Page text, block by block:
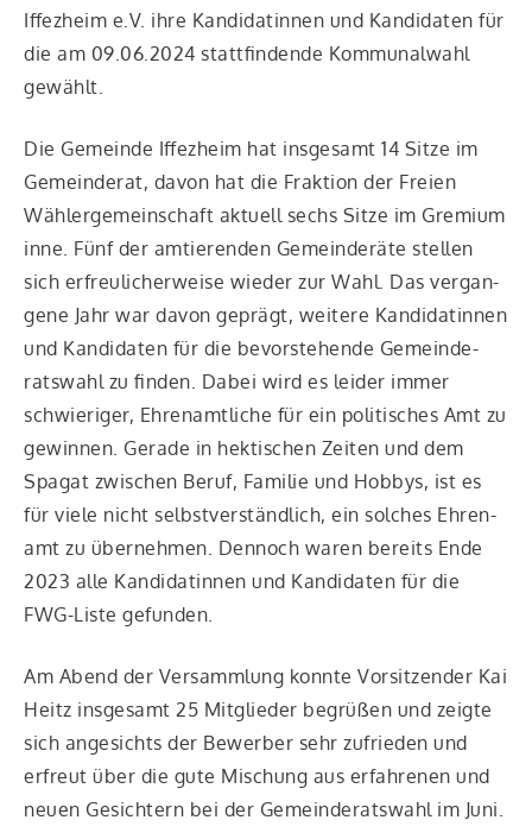
Iffez­heim e.V. ihre Kan­di­da­tin­nen und Kan­di­da­ten für
die am 09.06.2024 statt­fin­den­de Kom­mu­nal­wahl
gewählt.
Die Gemein­de Iffez­heim hat ins­ge­samt 14 Sit­ze im
Gemein­de­rat, davon hat die Frak­ti­on der Frei­en
Wäh­ler­ge­mein­schaft aktu­ell sechs Sit­ze im Gre­mi­um
inne. Fünf der amtie­ren­den Gemein­de­rä­te stel­len
sich erfreu­li­cher­wei­se wie­der zur Wahl. Das ver­gan­
ge­ne Jahr war davon geprägt, wei­te­re Kan­di­da­tin­nen
und Kan­di­da­ten für die bevor­ste­hen­de Gemein­de­
rats­wahl zu fin­den. Dabei wird es lei­der immer
schwie­ri­ger, Ehren­amt­li­che für ein poli­ti­sches Amt zu
gewin­nen. Gera­de in hek­ti­schen Zei­ten und dem
Spa­gat zwi­schen Beruf, Fami­lie und Hob­bys, ist es
für vie­le nicht selbst­ver­ständ­lich, ein sol­ches Ehren­
amt zu über­neh­men. Den­noch waren bereits Ende
2023 alle Kan­di­da­tin­nen und Kan­di­da­ten für die
FWG-Lis­te gefunden.
Am Abend der Ver­samm­lung konn­te Vor­sit­zen­der Kai
Heitz ins­ge­samt 25 Mit­glie­der begrü­ßen und zeig­te
sich ange­sichts der Bewer­ber sehr zufrie­den und
erfreut über die gute Mischung aus erfah­re­nen und
neu­en Gesich­tern bei der Gemein­de­rats­wahl im Juni.